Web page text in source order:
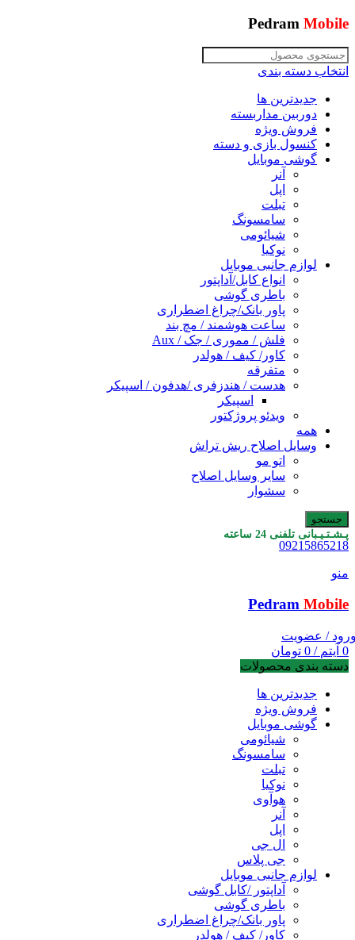
Pedram Mobile
انتخاب دسته بندی
جدیدترین ها
دوربین مداربسته
فروش ویژه
کنسول بازی و دسته
گوشی موبایل
آنر
اپل
تبلت
سامسونگ
شیائومی
نوکیا
لوازم جانبی موبایل
انواع کابل/آداپتور
باطری گوشی
پاور بانک/چراغ اضطراری
ساعت هوشمند / مچ بند
فلش / مموری / جک / Aux
کاور/ کیف / هولدر
متفرقه
هدست / هندزفری /هدفون / اسپیکر
اسپیکر
ویدئو پروژکتور
همه
وسایل اصلاح ریش تراش
اتو مو
سایر وسایل اصلاح
سشوار
جستجو
پـشـتـیـبانی تلفنی 24 ساعته
09215865218
منو
Pedram Mobile
/ عضویت
0 آیتم /
0 تومان
دسته بندی محصولات
جدیدترین ها
فروش ویژه
گوشی موبایل
شیائومی
سامسونگ
تبلت
نوکیا
هوآوی
آنر
اپل
ال جی
جی پلاس
لوازم جانبی موبایل
آداپتور /کابل گوشی
باطری گوشی
پاور بانک/چراغ اضطراری
کاور/ کیف / هولدر